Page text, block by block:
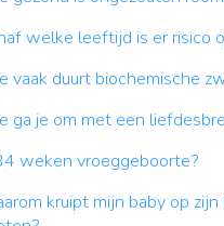
welke leeftijd is er risico
vaak duurt biochemische
ga je om met een
weken vroeggeboorte?
kruipt mijn baby op